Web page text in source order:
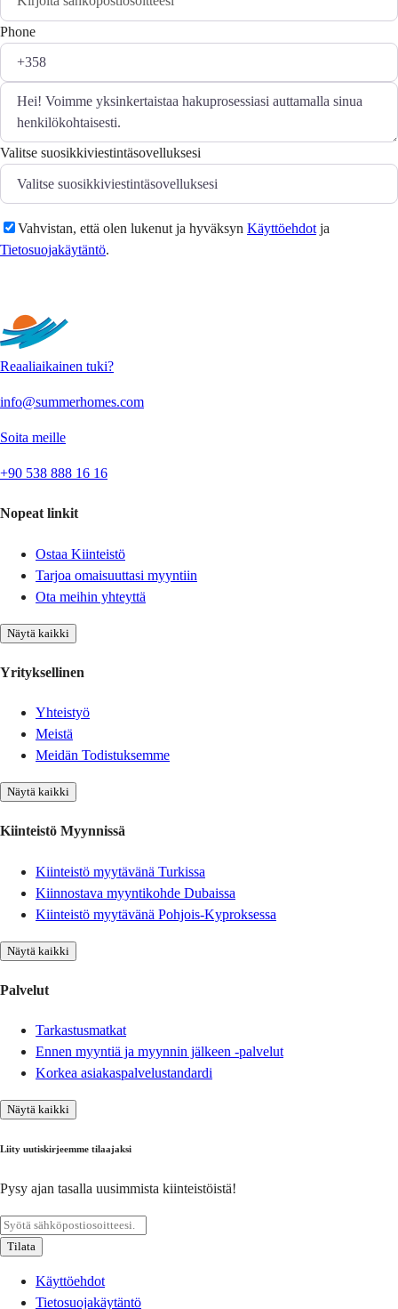
Phone
Valitse suosikkiviestintäsovelluksesi
Vahvistan, että olen lukenut ja hyväksyn Käyttöehdot ja
Tietosuojakäytäntö.
Reaaliaikainen tuki?
info@summerhomes.com
Soita meille
+90 538 888 16 16
Nopeat linkit
Ostaa Kiinteistö
Tarjoa omaisuuttasi myyntiin
Ota meihin yhteyttä
Näytä kaikki
Yrityksellinen
Yhteistyö
Meistä
Meidän Todistuksemme
Näytä kaikki
Kiinteistö Myynnissä
Kiinteistö myytävänä Turkissa
Kiinnostava myyntikohde Dubaissa
Kiinteistö myytävänä Pohjois-Kyproksessa
Näytä kaikki
Palvelut
Tarkastusmatkat
Ennen myyntiä ja myynnin jälkeen -palvelut
Korkea asiakaspalvelustandardi
Näytä kaikki
Liity uutiskirjeemme tilaajaksi
Pysy ajan tasalla uusimmista kiinteistöistä!
Tilata
Käyttöehdot
Tietosuojakäytäntö